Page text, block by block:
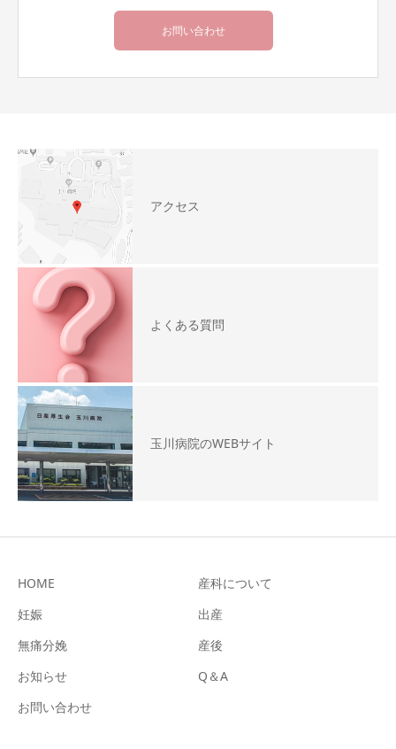
お問い合わせ
アクセス
よくある質問
玉川病院のWEBサイト
HOME
産科について
妊娠
出産
無痛分娩
産後
お知らせ
Q＆A
お問い合わせ